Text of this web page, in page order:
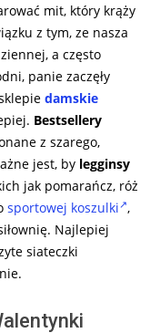
mit, który krąży
z tym, ze nasza
a często
panie zaczęły
damskie
Bestsellery
z szarego,
jest, by legginsy
jak pomarańcz, róż
sportowej koszulki ,
Najlepiej
siateczki